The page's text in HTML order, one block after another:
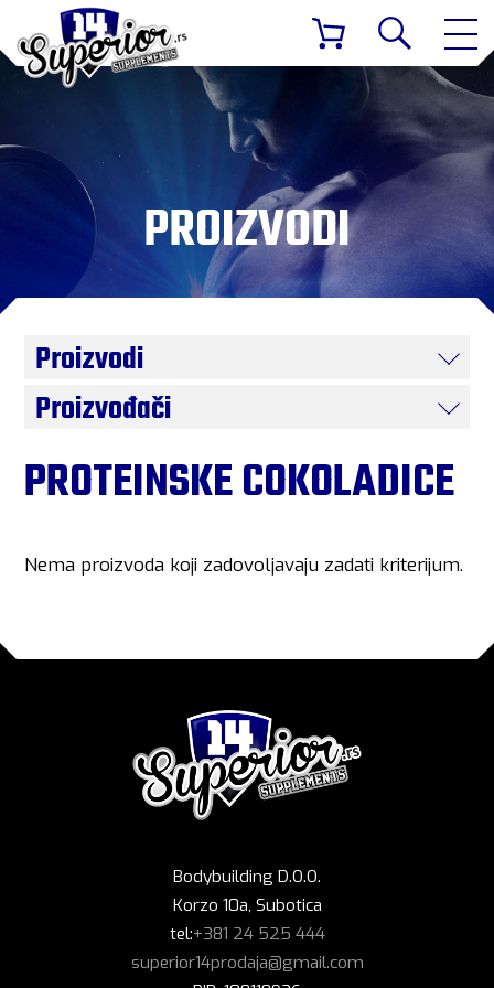
PROIZVODI
Proizvodi
Proizvođači
PROTEINSKE COKOLADICE
Nema proizvoda koji zadovoljavaju zadati kriterijum.
Bodybuilding D.O.O.
Korzo 10a, Subotica
tel:+381 24 525 444
superior14prodaja@gmail.com